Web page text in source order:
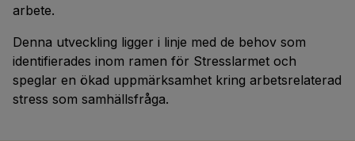
arbete.
Denna utveckling ligger i linje med de behov som
identifierades inom ramen för Stresslarmet och
speglar en ökad uppmärksamhet kring arbetsrelaterad
stress som samhällsfråga.